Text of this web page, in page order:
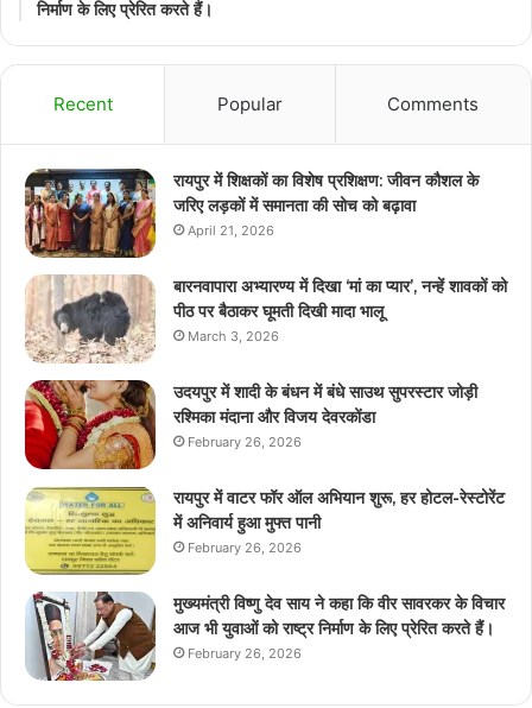
निर्माण के लिए प्रेरित करते हैं।
Recent Popular Comments
रायपुर में शिक्षकों का विशेष प्रशिक्षण: जीवन कौशल के
जरिए लड़कों में समानता की सोच को बढ़ावा
April 21, 2026
बारनवापारा अभ्यारण्य में दिखा ‘मां का प्यार’, नन्हें शावकों को
पीठ पर बैठाकर घूमती दिखी मादा भालू
March 3, 2026
उदयपुर में शादी के बंधन में बंधे साउथ सुपरस्टार जोड़ी
रश्मिका मंदाना और विजय देवरकोंडा
February 26, 2026
रायपुर में वाटर फॉर ऑल अभियान शुरू, हर होटल-रेस्टोरेंट
में अनिवार्य हुआ मुफ्त पानी
February 26, 2026
मुख्यमंत्री विष्णु देव साय ने कहा कि वीर सावरकर के विचार
आज भी युवाओं को राष्ट्र निर्माण के लिए प्रेरित करते हैं।
February 26, 2026